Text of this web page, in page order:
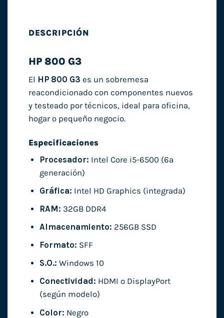
DESCRIPCIÓN
HP 800 G3
El HP 800 G3 es un sobremesa
reacondicionado con componentes nuevos
y testeado por técnicos, ideal para oficina,
hogar o pequeño negocio.
Especificaciones
Procesador: Intel Core i5-6500 (6ª
generación)
Gráfica: Intel HD Graphics (integrada)
RAM: 32GB DDR4
Almacenamiento: 256GB SSD
Formato: SFF
S.O.: Windows 10
Conectividad: HDMI o DisplayPort
(según modelo)
Color: Negro